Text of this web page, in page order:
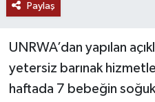
Paylaş
UNRWA’dan yapılan
yetersiz barınak
haftada 7 bebeğin
Sağlık